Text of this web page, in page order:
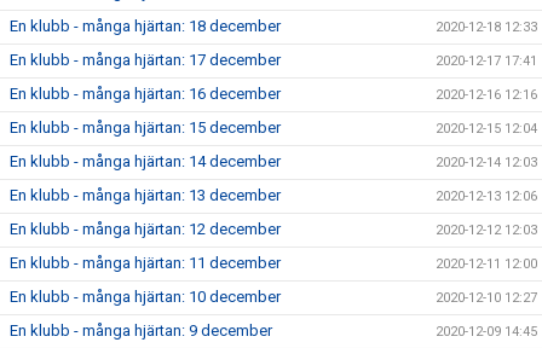
En klubb - många hjärtan: 18 december 2020-12-18 12:33
En klubb - många hjärtan: 17 december 2020-12-17 17:41
En klubb - många hjärtan: 16 december 2020-12-16 12:16
En klubb - många hjärtan: 15 december 2020-12-15 12:04
En klubb - många hjärtan: 14 december 2020-12-14 12:03
En klubb - många hjärtan: 13 december 2020-12-13 12:06
En klubb - många hjärtan: 12 december 2020-12-12 12:03
En klubb - många hjärtan: 11 december 2020-12-11 12:00
En klubb - många hjärtan: 10 december 2020-12-10 12:27
En klubb - många hjärtan: 9 december 2020-12-09 14:45